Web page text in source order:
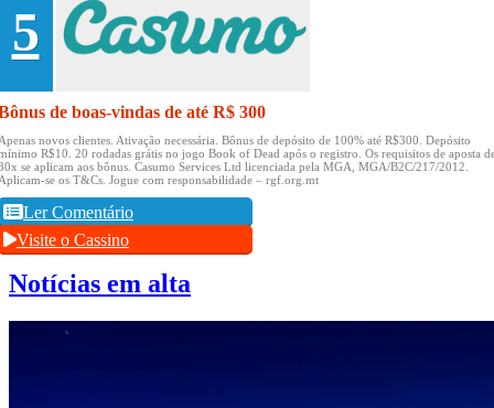
5
de boas-vindas de até R$ 300
novos clientes. Ativação necessária. Bônus de depósito de 100% até R$300. Depósito
R$10. 20 rodadas grátis no jogo Book of Dead após o registro. Os requisitos de aposta
se aplicam aos bônus. Casumo Services Ltd licenciada pela MGA, MGA/B2C/217/2012.
se os T&Cs. Jogue com responsabilidade – rgf.org.mt
Ler Comentário
Visite o Cassino
Notícias em alta